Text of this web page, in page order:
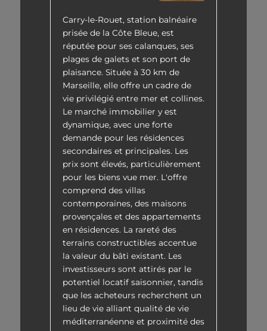
Carry-le-Rouet, station balnéaire
prisée de la Côte Bleue, est
réputée pour ses calanques, ses
plages de galets et son port de
plaisance. Située à 30 km de
Marseille, elle offre un cadre de
vie privilégié entre mer et collines.
Le marché immobilier y est
dynamique, avec une forte
demande pour les résidences
secondaires et principales. Les
prix sont élevés, particulièrement
pour les biens vue mer. L'offre
comprend des villas
contemporaines, des maisons
provençales et des appartements
en résidences. La rareté des
terrains constructibles accentue
la valeur du bâti existant. Les
investisseurs sont attirés par le
potentiel locatif saisonnier, tandis
que les acheteurs recherchent un
lieu de vie alliant qualité de vie
méditerranéenne et proximité des